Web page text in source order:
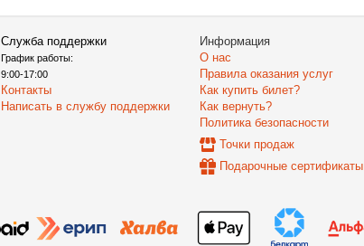
Служба поддержки
График работы:
9:00-17:00
Контакты
Написать в службу поддержки
Информация
О нас
Правила оказания услуг
Как купить билет?
Как вернуть?
Политика безопасности
Точки продаж
Подарочные сертификаты